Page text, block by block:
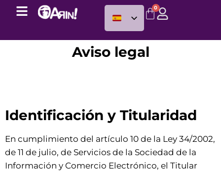
0
Aviso legal
Identificación y Titularidad
En cumplimiento del artículo 10 de la Ley 34/2002,
de 11 de julio, de Servicios de la Sociedad de la
Información y Comercio Electrónico, el Titular